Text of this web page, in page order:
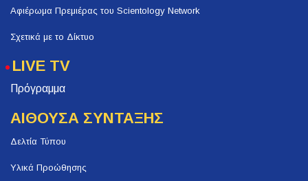
Αφιέρωμα Πρεμιέρας του Scientology Network
Σχετικά με το Δίκτυο
LIVE TV
Πρόγραμμα
ΑΙΘΟΥΣΑ ΣΥΝΤΑΞΗΣ
Δελτία Τύπου
Υλικά Προώθησης